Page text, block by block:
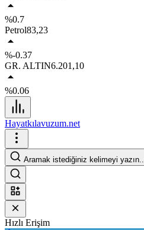
%0.7
Petrol83,23
%-0.37
GR. ALTIN6.201,10
%0.06
Hayatkılavuzum.net
Aramak istediğiniz kelimeyi yazın..
Hızlı Erişim